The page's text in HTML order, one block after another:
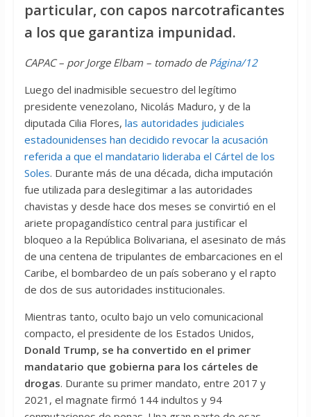
particular, con capos narcotraficantes
a los que garantiza impunidad.
CAPAC – por Jorge Elbam – tomado de Página/12
Luego del inadmisible secuestro del legítimo
presidente venezolano, Nicolás Maduro, y de la
diputada Cilia Flores, las autoridades judiciales
estadounidenses han decidido revocar la acusación
referida a que el mandatario lideraba el Cártel de los
Soles. Durante más de una década, dicha imputación
fue utilizada para deslegitimar a las autoridades
chavistas y desde hace dos meses se convirtió en el
ariete propagandístico central para justificar el
bloqueo a la República Bolivariana, el asesinato de más
de una centena de tripulantes de embarcaciones en el
Caribe, el bombardeo de un país soberano y el rapto
de dos de sus autoridades institucionales.
Mientras tanto, oculto bajo un velo comunicacional
compacto, el presidente de los Estados Unidos,
Donald Trump, se ha convertido en el primer
mandatario que gobierna para los cárteles de
drogas. Durante su primer mandato, entre 2017 y
2021, el magnate firmó 144 indultos y 94